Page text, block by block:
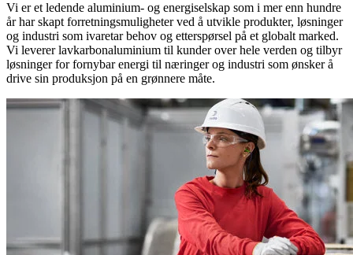
Vi er et ledende aluminium- og energiselskap som i mer enn hundre
år har skapt forretningsmuligheter ved å utvikle produkter, løsninger
og industri som ivaretar behov og etterspørsel på et globalt marked.
Vi leverer lavkarbonaluminium til kunder over hele verden og tilbyr
løsninger for fornybar energi til næringer og industri som ønsker å
drive sin produksjon på en grønnere måte.